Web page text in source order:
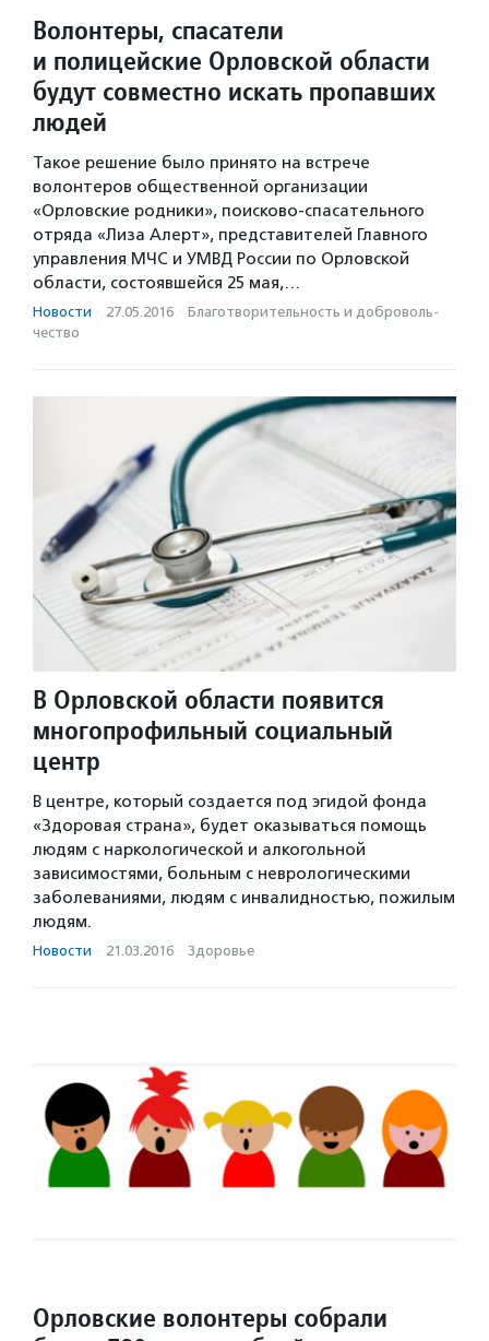
Волонтеры, спасатели
и полицейские Орловской области
будут совместно искать пропавших
людей
Такое решение было принято на встрече
волонтеров общественной организации
«Орловские родники», поисково-спасательного
отряда «Лиза Алерт», представителей Главного
управления МЧС и УМВД России по Орловской
области, состоявшейся 25 мая,…
Новости · 27.05.2016 · Благотвори­тель­ность и доброволь­
чест­во
В Орловской области появится
многопрофильный социальный
центр
В центре, который создается под эгидой фонда
«Здоровая страна», будет оказываться помощь
людям с наркологической и алкогольной
зависимостями, больным с неврологическими
заболеваниями, людям с инвалидностью, пожилым
людям.
Новости · 21.03.2016 · Здоровье
Орловские волонтеры собрали